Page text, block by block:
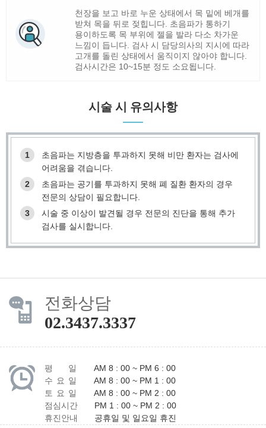
천장을 보고 바로 누운 상태에서 목 밑에 베개를
받쳐 목을 뒤로 젖힙니다. 초음파가 통하기
용이하도록 목 부위에 젤을 발라 다소 차가운
느낌이 듭니다. 검사 시 담당의사의 지시에 따라
고개를 돌린 상태에서 움직이지 않아야 합니다.
검사시간은 10~15분 정도 소요됩니다.
시술 시 유의사항
1
초음파는 지방층을 투과하지 못해 비만 환자는 검사에
어려움을 겪습니다.
2
초음파는 공기를 투과하지 못해 폐 질환 환자의 경우
전문의 상담이 필요합니다.
3
시술 중 이상이 발견될 경우 전문의 진단을 통해 추가
검사를 실시합니다.
전화상담
02.3437.3337
평 일
AM 8 : 00 ~ PM 6 : 00
수 요 일
AM 8 : 00 ~ PM 1 : 00
토 요 일
AM 8 : 00 ~ PM 2 : 00
점심시간
PM 1 : 00 ~ PM 2 : 00
휴진안내
공휴일 및 일요일 휴진